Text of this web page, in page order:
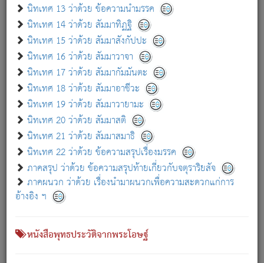
นิทเทศ 13 ว่าด้วย ข้อความนำมรรค
นิทเทศ 14 ว่าด้วย สัมมาทิฏฐิ
นิทเทศ 15 ว่าด้วย สัมมาสังกัปปะ
นิทเทศ 16 ว่าด้วย สัมมาวาจา
นิทเทศ 17 ว่าด้วย สัมมากัมมันตะ
นิทเทศ 18 ว่าด้วย สัมมาอาชีวะ
นิทเทศ 19 ว่าด้วย สัมมาวายามะ
นิทเทศ 20 ว่าด้วย สัมมาสติ
นิทเทศ 21 ว่าด้วย สัมมาสมาธิ
นิทเทศ 22 ว่าด้วย ข้อความสรุปเรื่องมรรค
ภาคสรุป ว่าด้วย ข้อความสรุปท้ายเกี่ยวกับจตุราริยสัจ
ภาคผนวก ว่าด้วย เรื่องนำมาผนวกเพื่อความสะดวกแก่การ
อ้างอิง ฯ
หนังสือพุทธประวัติจากพระโอษฐ์
เกี่ยวกับธรรมโฆษณ์ออนไลน์ (Disclaimer)
แม้ระบบ "ธรรมโฆษณ์ออนไลน์" พยายามปรับปรุงข้อมูลให้ถูกต้องมากที่สุด
ผู้ศึกษาก็พึงตรวจสอบกับตัวเล่มหนังสือต้นฉบับ ที่มีการพิมพ์ครั้งล่าสุด
ก่อนนำข้อมูลไปใช้ในการอ้างอิง"
เกี่ยวกับอัตถจารี|เกี่ยวกับการพัฒนา|แจ้งข้อผิดพลาด / แนะนำ
หนังสือที่เกี่ยวข้อง